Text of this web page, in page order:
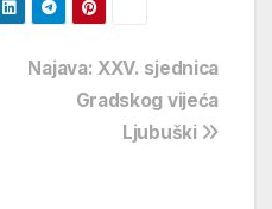
Najava: XXV. sjednica
Gradskog vijeća
Ljubuški